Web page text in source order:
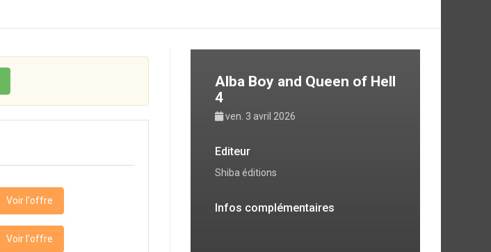
Voir l'offre
Voir l'offre
Alba Boy and Queen of Hell
4
ven. 3 avril 2026
Editeur
Shiba éditions
Infos complémentaires